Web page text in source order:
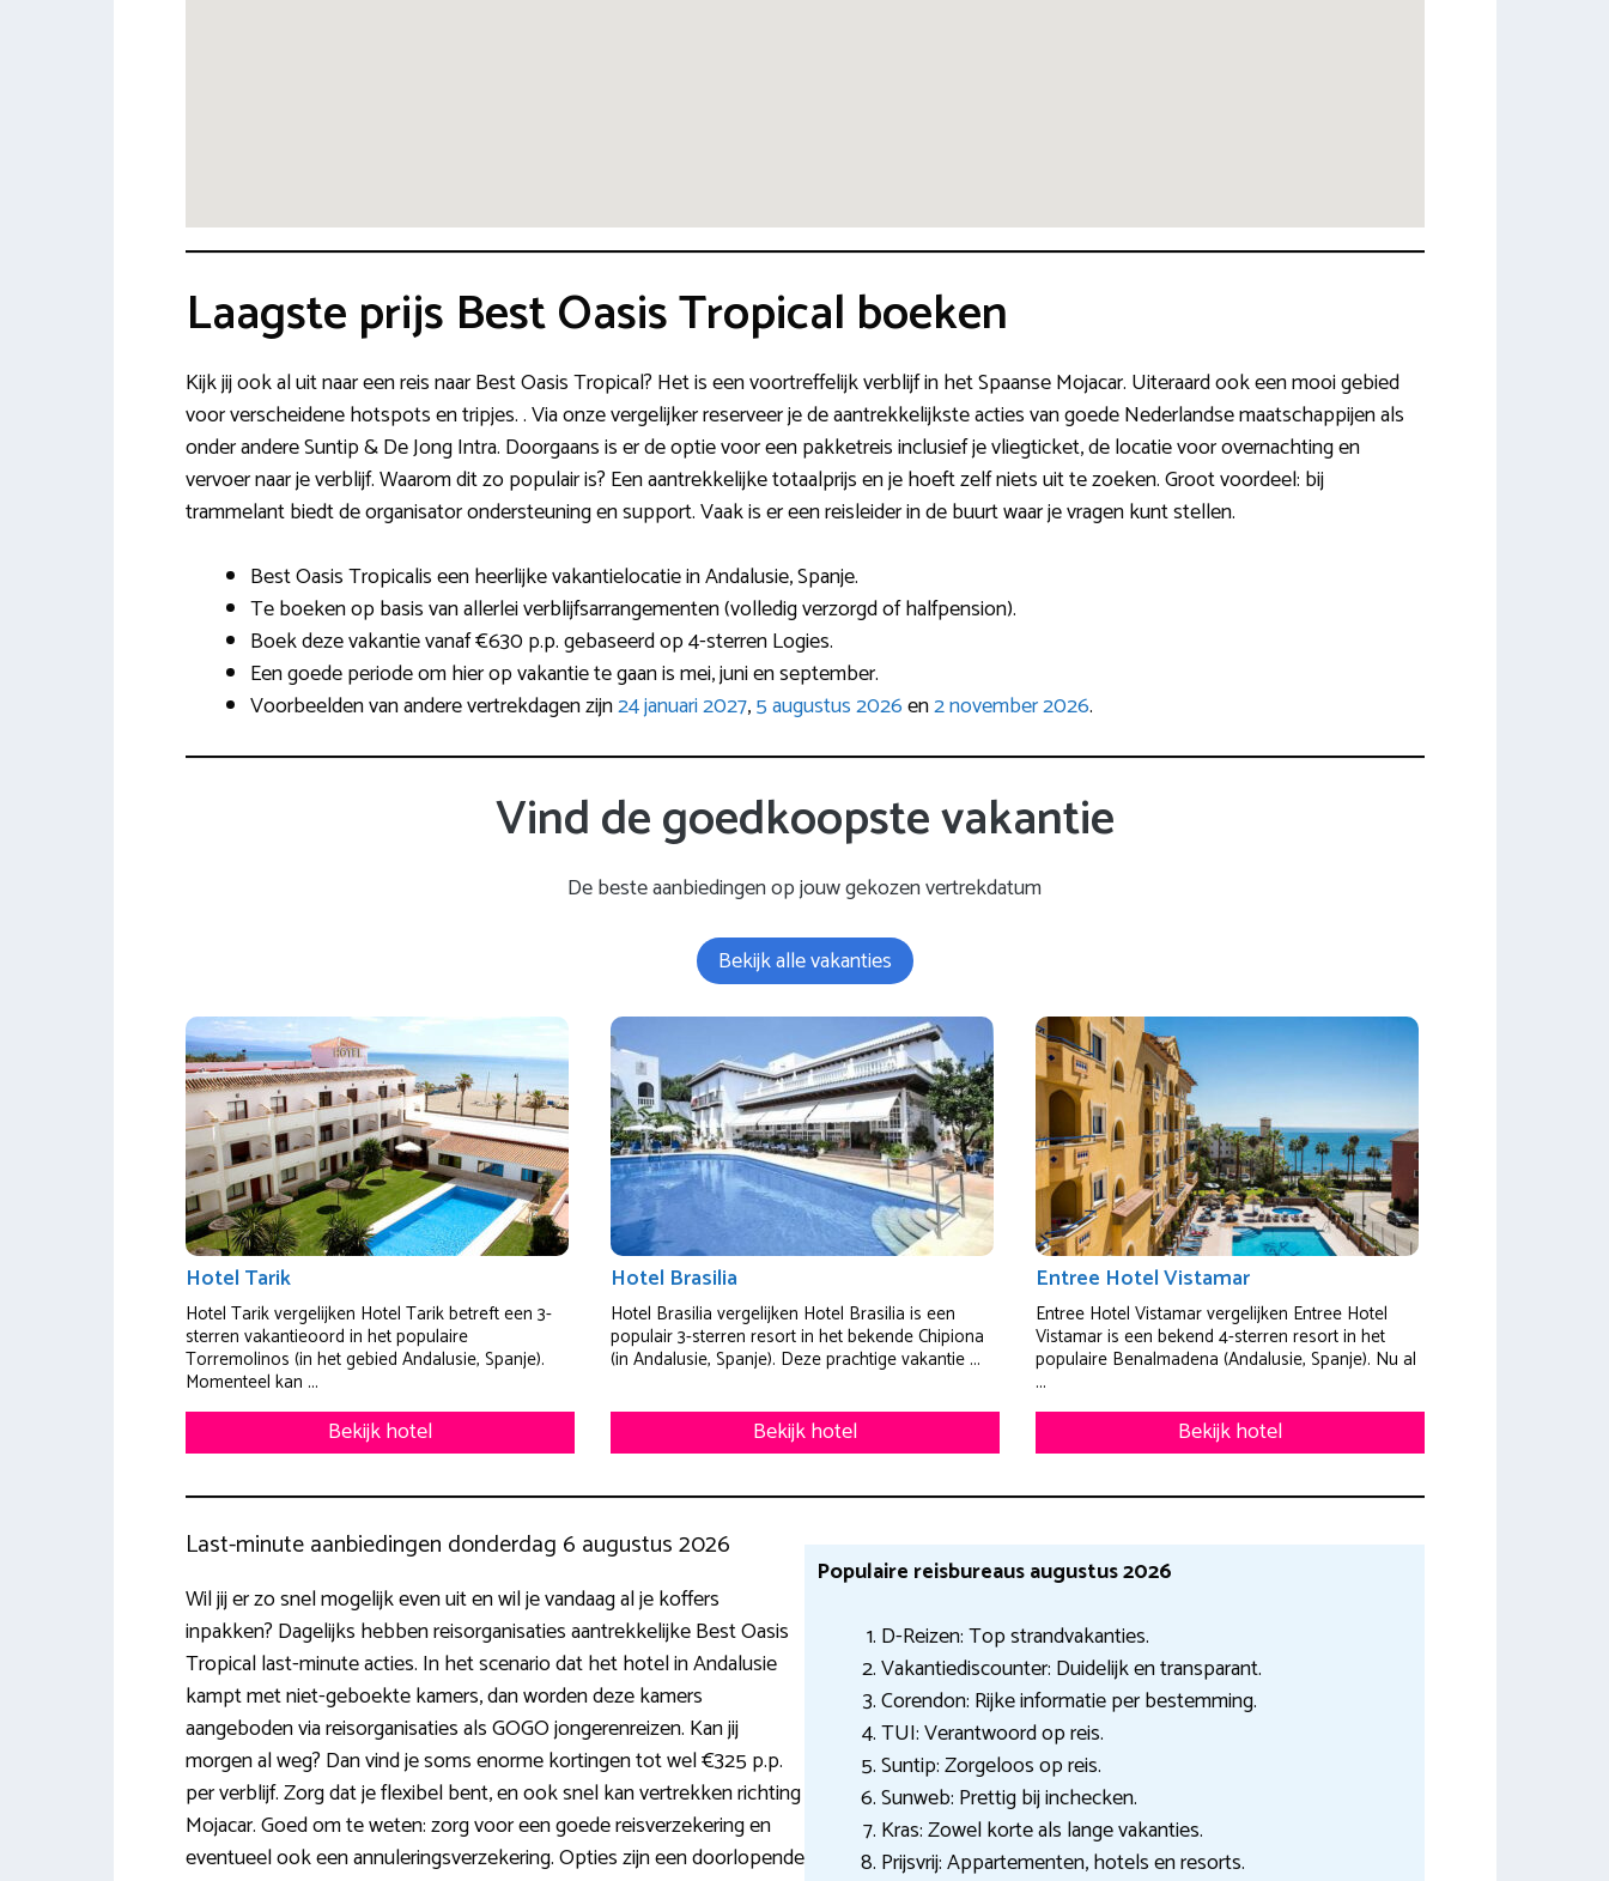
Laagste prijs Best Oasis Tropical boeken
Kijk jij ook al uit naar een reis naar Best Oasis Tropical? Het is een voortreffelijk verblijf in het Spaanse Mojacar. Uiteraard ook een mooi gebied
voor verscheidene hotspots en tripjes. . Via onze vergelijker reserveer je de aantrekkelijkste acties van goede Nederlandse maatschappijen als
onder andere Suntip & De Jong Intra. Doorgaans is er de optie voor een pakketreis inclusief je vliegticket, de locatie voor overnachting en
vervoer naar je verblijf. Waarom dit zo populair is? Een aantrekkelijke totaalprijs en je hoeft zelf niets uit te zoeken. Groot voordeel: bij
trammelant biedt de organisator ondersteuning en support. Vaak is er een reisleider in de buurt waar je vragen kunt stellen.
Best Oasis Tropicalis een heerlijke vakantielocatie in Andalusie, Spanje.
Te boeken op basis van allerlei verblijfsarrangementen (volledig verzorgd of halfpension).
Boek deze vakantie vanaf €630 p.p. gebaseerd op 4-sterren Logies.
Een goede periode om hier op vakantie te gaan is mei, juni en september.
Voorbeelden van andere vertrekdagen zijn24 januari 2027,5 augustus 2026en2 november 2026.
Vind de goedkoopste vakantie
De beste aanbiedingen op jouw gekozen vertrekdatum
Bekijk alle vakanties
Hotel Tarik
Hotel Tarik vergelijken Hotel Tarik betreft een 3-
sterren vakantieoord in het populaire
Torremolinos (in het gebied Andalusie, Spanje).
Momenteel kan ...
Bekijk hotel
Hotel Brasilia
Hotel Brasilia vergelijken Hotel Brasilia is een
populair 3-sterren resort in het bekende Chipiona
(in Andalusie, Spanje). Deze prachtige vakantie ...
Bekijk hotel
Entree Hotel Vistamar
Entree Hotel Vistamar vergelijken Entree Hotel
Vistamar is een bekend 4-sterren resort in het
populaire Benalmadena (Andalusie, Spanje). Nu al
...
Bekijk hotel
Last-minute aanbiedingen donderdag 6 augustus 2026
Wil jij er zo snel mogelijk even uit en wil je vandaag al je koffers
inpakken? Dagelijks hebben reisorganisaties aantrekkelijke Best Oasis
Tropical last-minute acties. In het scenario dat het hotel in Andalusie
kampt met niet-geboekte kamers, dan worden deze kamers
aangeboden via reisorganisaties als GOGO jongerenreizen. Kan jij
morgen al weg? Dan vind je soms enorme kortingen tot wel €325 p.p.
per verblijf. Zorg dat je flexibel bent, en ook snel kan vertrekken richting
Mojacar. Goed om te weten: zorg voor een goede reisverzekering en
eventueel ook een annuleringsverzekering. Opties zijn een doorlopende
Populaire reisbureaus augustus 2026
D-Reizen: Top strandvakanties.
Vakantiediscounter: Duidelijk en transparant.
Corendon: Rijke informatie per bestemming.
TUI: Verantwoord op reis.
Suntip: Zorgeloos op reis.
Sunweb: Prettig bij inchecken.
Kras: Zowel korte als lange vakanties.
Prijsvrij: Appartementen, hotels en resorts.